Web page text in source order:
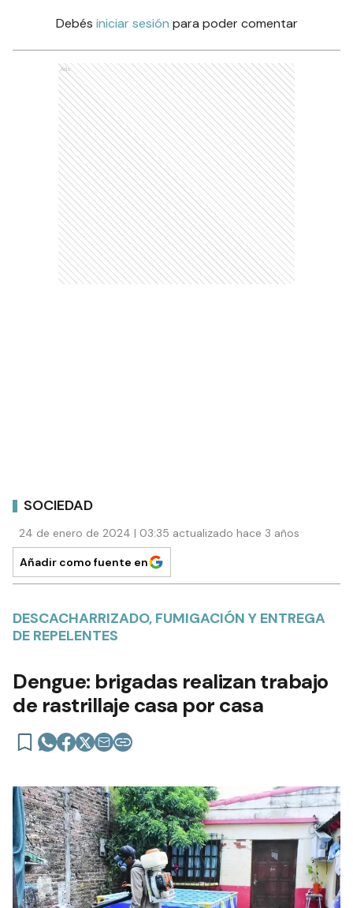
Debés iniciar sesión para poder comentar
Ads
SOCIEDAD
24 de enero de 2024 | 03:35 actualizado hace 3 años
Añadir como fuente en
DESCACHARRIZADO, FUMIGACIÓN Y ENTREGA
DE REPELENTES
Dengue: brigadas realizan trabajo
de rastrillaje casa por casa